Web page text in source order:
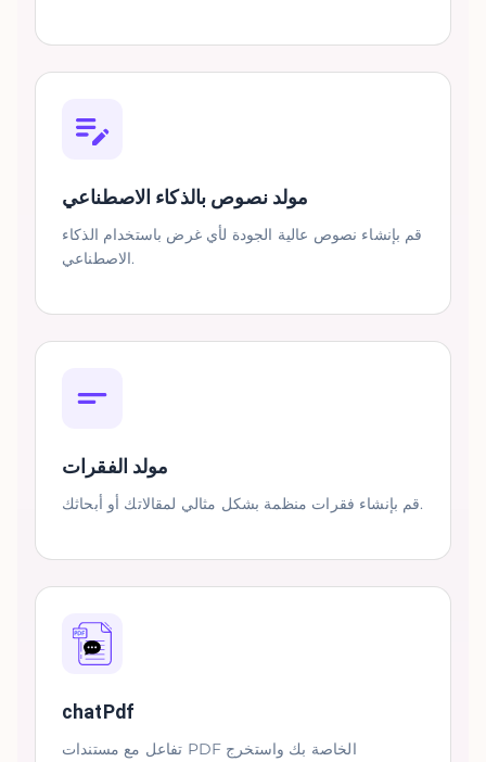
مولد نصوص بالذكاء الاصطناعي
قم بإنشاء نصوص عالية الجودة لأي غرض باستخدام الذكاء
الاصطناعي.
مولد الفقرات
قم بإنشاء فقرات منظمة بشكل مثالي لمقالاتك أو أبحاثك.
chatPdf
تفاعل مع مستندات PDF الخاصة بك واستخرج